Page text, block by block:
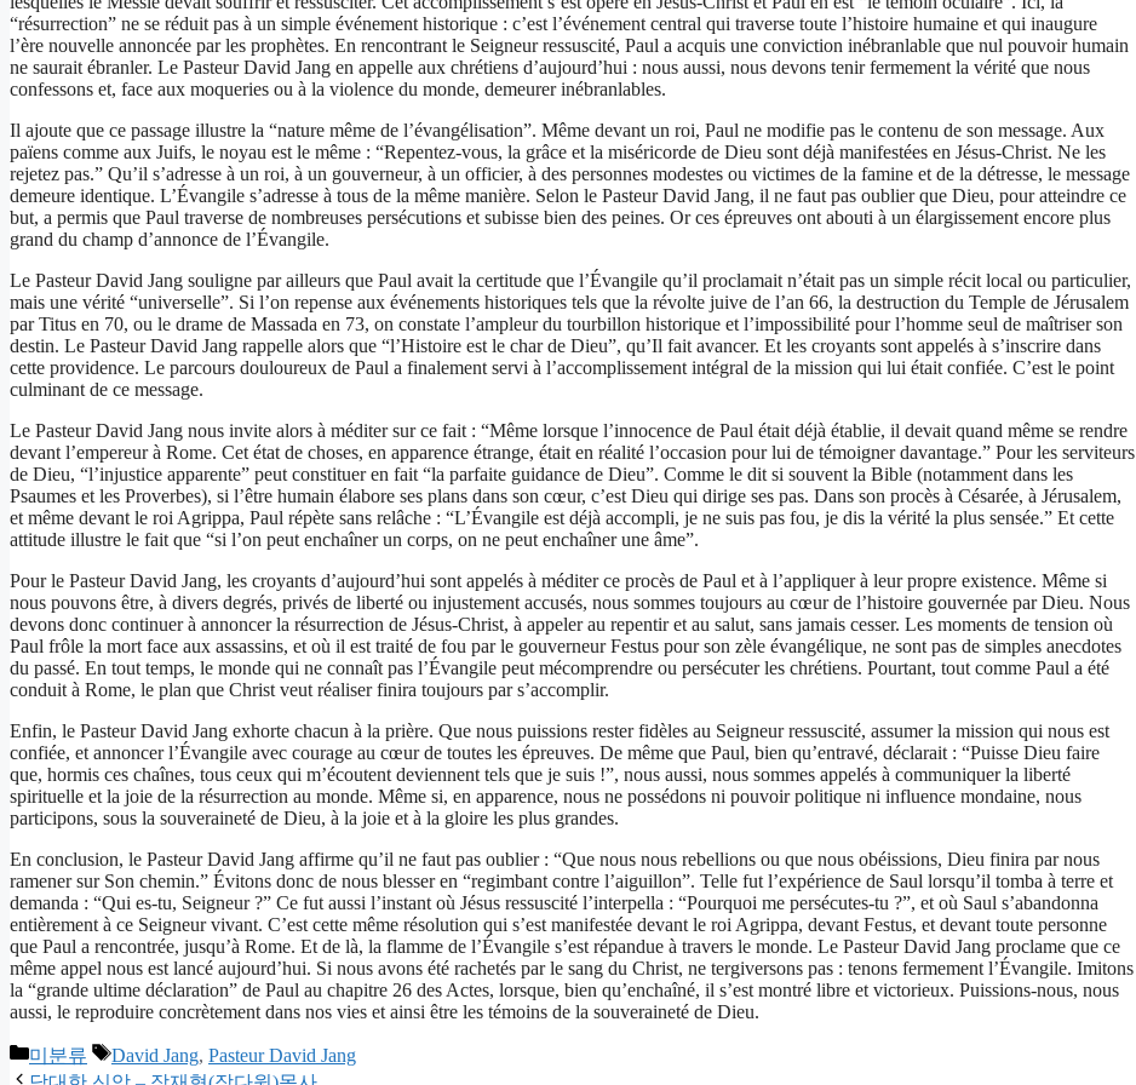
“résurrection” ne se réduit pas à un simple événement historique : c’est l’événement central qui traverse toute l’histoire humaine et qui inaugure
l’ère nouvelle annoncée par les prophètes. En rencontrant le Seigneur ressuscité, Paul a acquis une conviction inébranlable que nul pouvoir humain
ne saurait ébranler. Le Pasteur David Jang en appelle aux chrétiens d’aujourd’hui : nous aussi, nous devons tenir fermement la vérité que nous
confessons et, face aux moqueries ou à la violence du monde, demeurer inébranlables.
Il ajoute que ce passage illustre la “nature même de l’évangélisation”. Même devant un roi, Paul ne modifie pas le contenu de son message. Aux
païens comme aux Juifs, le noyau est le même : “Repentez-vous, la grâce et la miséricorde de Dieu sont déjà manifestées en Jésus-Christ. Ne les
rejetez pas.” Qu’il s’adresse à un roi, à un gouverneur, à un officier, à des personnes modestes ou victimes de la famine et de la détresse, le message
demeure identique. L’Évangile s’adresse à tous de la même manière. Selon le Pasteur David Jang, il ne faut pas oublier que Dieu, pour atteindre ce
but, a permis que Paul traverse de nombreuses persécutions et subisse bien des peines. Or ces épreuves ont abouti à un élargissement encore plus
grand du champ d’annonce de l’Évangile.
Le Pasteur David Jang souligne par ailleurs que Paul avait la certitude que l’Évangile qu’il proclamait n’était pas un simple récit local ou particulier,
mais une vérité “universelle”. Si l’on repense aux événements historiques tels que la révolte juive de l’an 66, la destruction du Temple de Jérusalem
par Titus en 70, ou le drame de Massada en 73, on constate l’ampleur du tourbillon historique et l’impossibilité pour l’homme seul de maîtriser son
destin. Le Pasteur David Jang rappelle alors que “l’Histoire est le char de Dieu”, qu’Il fait avancer. Et les croyants sont appelés à s’inscrire dans
cette providence. Le parcours douloureux de Paul a finalement servi à l’accomplissement intégral de la mission qui lui était confiée. C’est le point
culminant de ce message.
Le Pasteur David Jang nous invite alors à méditer sur ce fait : “Même lorsque l’innocence de Paul était déjà établie, il devait quand même se rendre
devant l’empereur à Rome. Cet état de choses, en apparence étrange, était en réalité l’occasion pour lui de témoigner davantage.” Pour les serviteurs
de Dieu, “l’injustice apparente” peut constituer en fait “la parfaite guidance de Dieu”. Comme le dit si souvent la Bible (notamment dans les
Psaumes et les Proverbes), si l’être humain élabore ses plans dans son cœur, c’est Dieu qui dirige ses pas. Dans son procès à Césarée, à Jérusalem,
et même devant le roi Agrippa, Paul répète sans relâche : “L’Évangile est déjà accompli, je ne suis pas fou, je dis la vérité la plus sensée.” Et cette
attitude illustre le fait que “si l’on peut enchaîner un corps, on ne peut enchaîner une âme”.
Pour le Pasteur David Jang, les croyants d’aujourd’hui sont appelés à méditer ce procès de Paul et à l’appliquer à leur propre existence. Même si
nous pouvons être, à divers degrés, privés de liberté ou injustement accusés, nous sommes toujours au cœur de l’histoire gouvernée par Dieu. Nous
devons donc continuer à annoncer la résurrection de Jésus-Christ, à appeler au repentir et au salut, sans jamais cesser. Les moments de tension où
Paul frôle la mort face aux assassins, et où il est traité de fou par le gouverneur Festus pour son zèle évangélique, ne sont pas de simples anecdotes
du passé. En tout temps, le monde qui ne connaît pas l’Évangile peut mécomprendre ou persécuter les chrétiens. Pourtant, tout comme Paul a été
conduit à Rome, le plan que Christ veut réaliser finira toujours par s’accomplir.
Enfin, le Pasteur David Jang exhorte chacun à la prière. Que nous puissions rester fidèles au Seigneur ressuscité, assumer la mission qui nous est
confiée, et annoncer l’Évangile avec courage au cœur de toutes les épreuves. De même que Paul, bien qu’entravé, déclarait : “Puisse Dieu faire
que, hormis ces chaînes, tous ceux qui m’écoutent deviennent tels que je suis !”, nous aussi, nous sommes appelés à communiquer la liberté
spirituelle et la joie de la résurrection au monde. Même si, en apparence, nous ne possédons ni pouvoir politique ni influence mondaine, nous
participons, sous la souveraineté de Dieu, à la joie et à la gloire les plus grandes.
En conclusion, le Pasteur David Jang affirme qu’il ne faut pas oublier : “Que nous nous rebellions ou que nous obéissions, Dieu finira par nous
ramener sur Son chemin.” Évitons donc de nous blesser en “regimbant contre l’aiguillon”. Telle fut l’expérience de Saul lorsqu’il tomba à terre et
demanda : “Qui es-tu, Seigneur ?” Ce fut aussi l’instant où Jésus ressuscité l’interpella : “Pourquoi me persécutes-tu ?”, et où Saul s’abandonna
entièrement à ce Seigneur vivant. C’est cette même résolution qui s’est manifestée devant le roi Agrippa, devant Festus, et devant toute personne
que Paul a rencontrée, jusqu’à Rome. Et de là, la flamme de l’Évangile s’est répandue à travers le monde. Le Pasteur David Jang proclame que ce
même appel nous est lancé aujourd’hui. Si nous avons été rachetés par le sang du Christ, ne tergiversons pas : tenons fermement l’Évangile. Imitons
la “grande ultime déclaration” de Paul au chapitre 26 des Actes, lorsque, bien qu’enchaîné, il s’est montré libre et victorieux. Puissions-nous, nous
aussi, le reproduire concrètement dans nos vies et ainsi être les témoins de la souveraineté de Dieu.
Categories
미분류 Tags
David Jang, Pasteur David Jang